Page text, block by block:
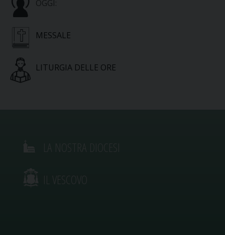
OGGI:
MESSALE
LITURGIA DELLE ORE
IL VESCOVO